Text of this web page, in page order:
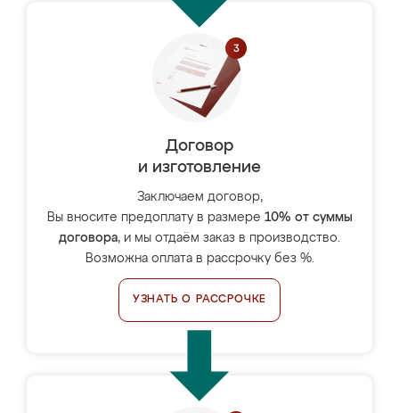
Договор
и изготовление
Заключаем договор,
Вы вносите предоплату в размере 10% от суммы
договора, и мы отдаём заказ в производство.
Возможна оплата в рассрочку без %.
УЗНАТЬ О РАССРОЧКЕ